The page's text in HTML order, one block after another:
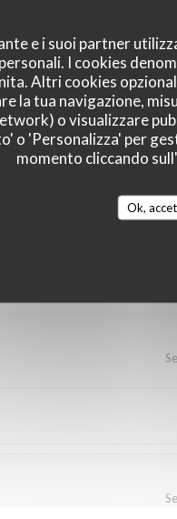
e i suoi partner
I cookies
Altri cookies
la tua navigazione,
o visualizzare
o 'Personalizza' per
momento cliccando
Ok,
des plats frais et